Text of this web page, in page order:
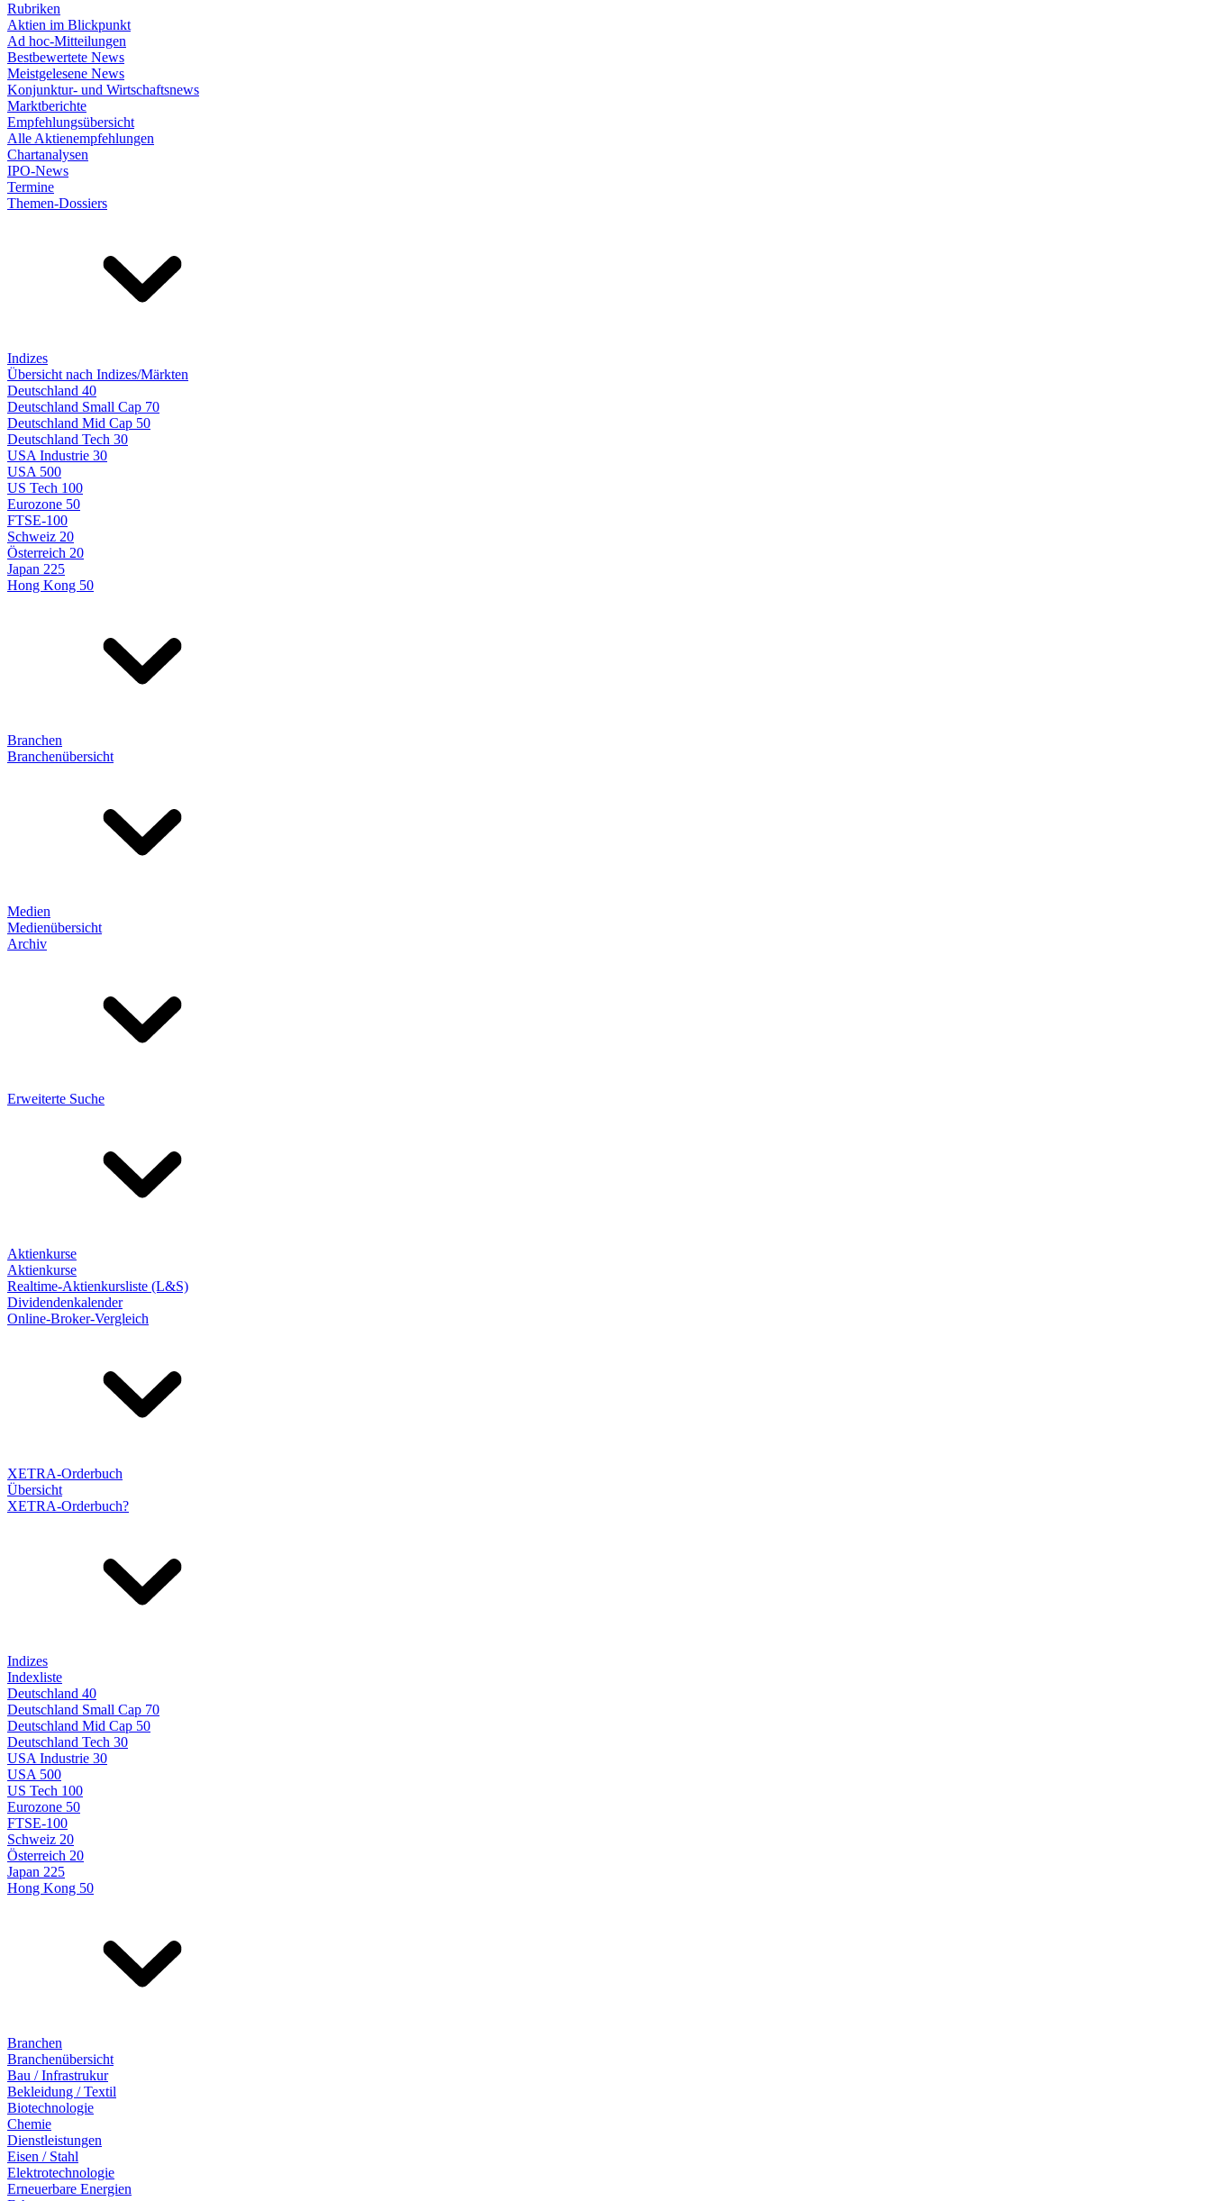
Rubriken
Aktien im Blickpunkt
Ad hoc-Mitteilungen
Bestbewertete News
Meistgelesene News
Konjunktur- und Wirtschaftsnews
Marktberichte
Empfehlungsübersicht
Alle Aktienempfehlungen
Chartanalysen
IPO-News
Termine
Themen-Dossiers
Indizes
Übersicht nach Indizes/Märkten
Deutschland 40
Deutschland Small Cap 70
Deutschland Mid Cap 50
Deutschland Tech 30
USA Industrie 30
USA 500
US Tech 100
Eurozone 50
FTSE-100
Schweiz 20
Österreich 20
Japan 225
Hong Kong 50
Branchen
Branchenübersicht
Medien
Medienübersicht
Archiv
Erweiterte Suche
Aktienkurse
Aktienkurse
Realtime-Aktienkursliste (L&S)
Dividendenkalender
Online-Broker-Vergleich
XETRA-Orderbuch
Übersicht
XETRA-Orderbuch?
Indizes
Indexliste
Deutschland 40
Deutschland Small Cap 70
Deutschland Mid Cap 50
Deutschland Tech 30
USA Industrie 30
USA 500
US Tech 100
Eurozone 50
FTSE-100
Schweiz 20
Österreich 20
Japan 225
Hong Kong 50
Branchen
Branchenübersicht
Bau / Infrastrukur
Bekleidung / Textil
Biotechnologie
Chemie
Dienstleistungen
Eisen / Stahl
Elektrotechnologie
Erneuerbare Energien